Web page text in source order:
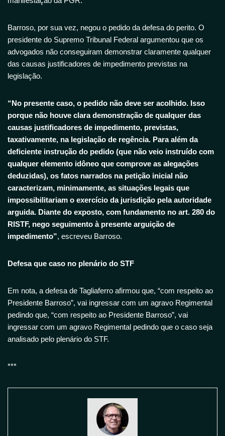
Barroso, por sua vez, negou o pedido da defesa do perito. O
presidente do Supremo Tribunal Federal argumentou que os
advogados não conseguiram demonstrar claramente qualquer
das causas justificadores de impedimento previstas na
legislação.
“No presente caso, o pedido não deve ser acolhido. Isso
porque não houve clara demonstração de qualquer das
causas justificadores de impedimento, previstas,
taxativamente, na legislação de regência. Para além da
deficiente instrução do pedido (que não veio instruído com
qualquer elemento idôneo que comprove as alegações
deduzidas), os fatos narrados na petição inicial não
caracterizam, minimamente, as situações legais que
impossibilitariam o exercício da jurisdição pela autoridade
arguida. Diante do exposto, com fundamento no art. 280 do
RISTF, nego seguimento à presente arguição de
impedimento”, escreveu Barroso.
Defesa que caso no plenário do STF
Em nota, a defesa de Tagliaferro afirmou que, “com respeito ao
Presidente Barroso”, vai ingressar com um agravo Regimental
pedindo que, “com respeito ao Presidente Barroso”, vai
ingressar com um agravo Regimental pedindo que o caso seja
analisado pelo plenário do STF.
***